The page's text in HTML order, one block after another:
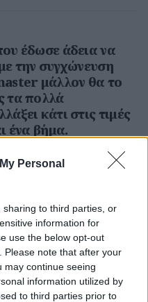
Personal
to third parties, or
information for
use the below opt-out
Please note that after your
may continue seeing
information utilized by
to third parties prior to
έδωσε άδεια να
την συγχώνευση
μάλλον θα το
τα πολλά
κάτι στις τιμές
ένα βήμα.
κινδυνεύει με
να κινδυνεύει να
το ιππικό να
καπνίσουμε στο